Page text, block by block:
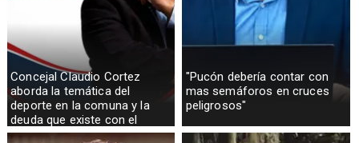
Concejal Claudio Cortez
aborda la temática del
deporte en la comuna y la
deuda que existe con el
sector rural
"Pucón debería contar con
mas semáforos en cruces
peligrosos"